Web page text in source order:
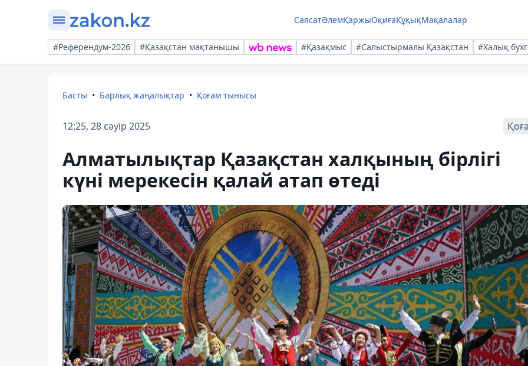
СаясатӘлемҚаржыОқиғаҚұқықМақалалар
#Референдум-2026 #Қазақстан мақтанышы #Қазақмыс #Салыстырмалы Қазақстан #Халық
Басты Барлық жаңалықтар Қоғам тынысы
12:25, 28 сәуір 2025
Алматылықтар Қазақстан халқының бірлігі
күні мерекесін қалай атап өтеді